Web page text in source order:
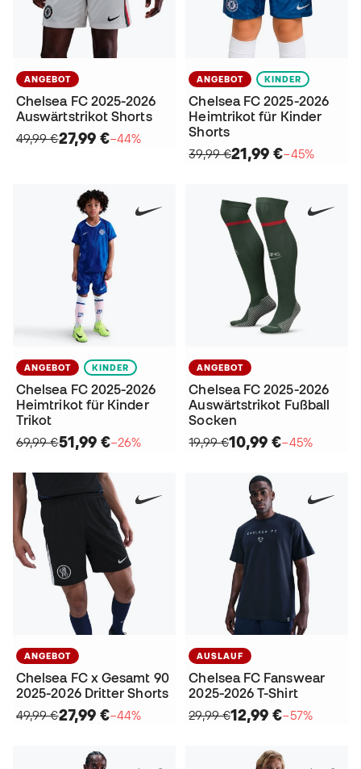
ANGEBOT
Chelsea FC 2025-2026
Auswärtstrikot Shorts
49,99 €27,99 €−44%
ANGEBOT KINDER
Chelsea FC 2025-2026
Heimtrikot für Kinder
Shorts
39,99 €21,99 €−45%
ANGEBOT KINDER
Chelsea FC 2025-2026
Heimtrikot für Kinder
Trikot
69,99 €51,99 €−26%
ANGEBOT
Chelsea FC 2025-2026
Auswärtstrikot Fußball
Socken
19,99 €10,99 €−45%
ANGEBOT
Chelsea FC x Gesamt 90
2025-2026 Dritter Shorts
49,99 €27,99 €−44%
AUSLAUF
Chelsea FC Fanswear
2025-2026 T-Shirt
29,99 €12,99 €−57%